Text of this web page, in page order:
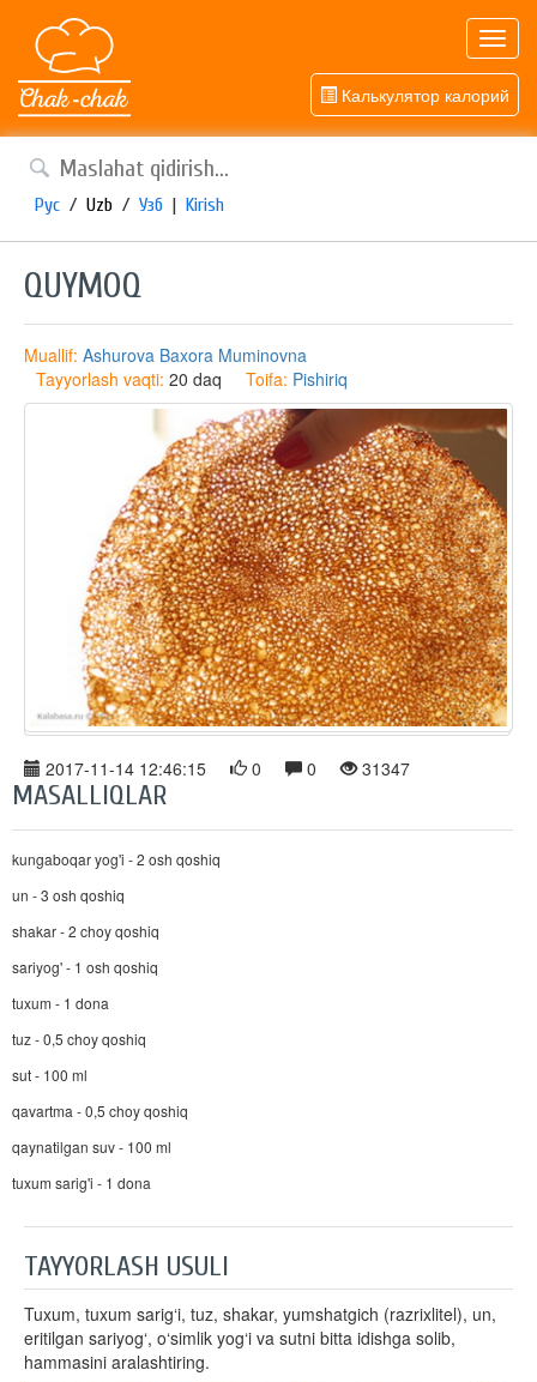
Калькулятор калорий
Рус / Uzb / Узб | Kirish
QUYMOQ
Muallif: Ashurova Baxora Muminovna
Tayyorlash vaqti: 20 daq Toifa: Pishiriq
2017-11-14 12:46:15 0 0 31347
MASALLIQLAR
kungaboqar yog'i - 2 osh qoshiq
un - 3 osh qoshiq
shakar - 2 choy qoshiq
sariyog' - 1 osh qoshiq
tuxum - 1 dona
tuz - 0,5 choy qoshiq
sut - 100 ml
qavartma - 0,5 choy qoshiq
qaynatilgan suv - 100 ml
tuxum sarig'i - 1 dona
TAYYORLASH USULI
Tuxum, tuxum sarig‘i, tuz, shakar, yumshatgich (razrixlitel), un,
eritilgan sariyog‘, o‘simlik yog‘i va sutni bitta idishga solib,
hammasini aralashtiring.